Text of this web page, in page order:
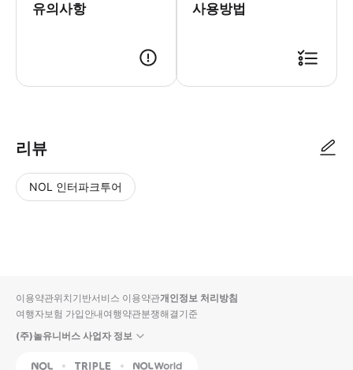
유의사항 사용방법
리뷰
NOL 인터파크투어
입니
다.
사
순
상
이용약관위치기반서비스 이용약관개인정보 처리방침
여행자보험 가입안내여행약관분쟁해결기준
(주)놀유니버스 사업자 정보